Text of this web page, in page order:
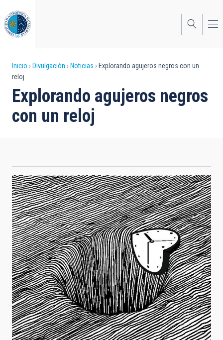
al
contenido
principal
Sobrescribir
enlaces
de
ayuda
navegación
Inicio Divulgación Noticias
Explorando agujeros negros con un
reloj
Explorando agujeros negros
con un reloj